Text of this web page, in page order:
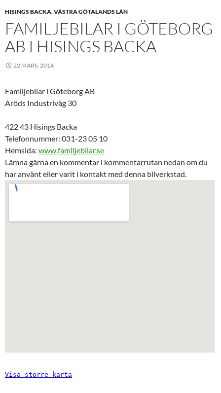
HISINGS BACKA,VÄSTRA GÖTALANDS LÄN
FAMILJEBILAR I GÖTEBORG
AB I HISINGS BACKA
22 MARS, 2014
Familjebilar i Göteborg AB
Aröds Industriväg 30
422 43 Hisings Backa
Telefonnummer: 031-23 05 10
Hemsida: www.familjebilar.se
Lämna gärna en kommentar i kommentarrutan nedan om du
har använt eller varit i kontakt med denna bilverkstad.
Visa större karta